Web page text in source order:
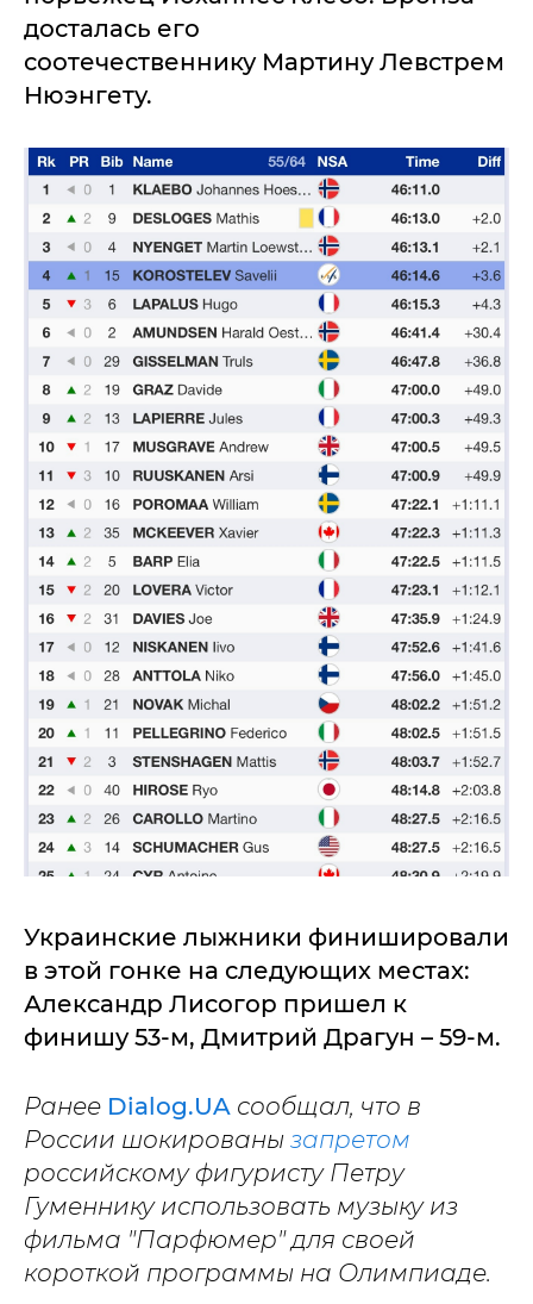
досталась его
соотечественнику Мартину Левстрем
Нюэнгету.
Украинские лыжники финишировали
в этой гонке на следующих местах:
Александр Лисогор пришел к
финишу 53-м, Дмитрий Драгун – 59-м.
Ранее Dialog.UA сообщал, что в
России шокированы запретом
российскому фигуристу Петру
Гуменнику использовать музыку из
фильма "Парфюмер" для своей
короткой программы на Олимпиаде.